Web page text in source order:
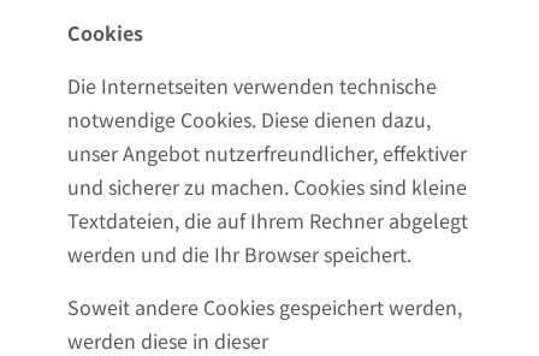
Cookies
Die Internetseiten verwenden technische
notwendige Cookies. Diese dienen dazu,
unser Angebot nutzerfreundlicher, effektiver
und sicherer zu machen. Cookies sind kleine
Textdateien, die auf Ihrem Rechner abgelegt
werden und die Ihr Browser speichert.
Soweit andere Cookies gespeichert werden,
werden diese in dieser